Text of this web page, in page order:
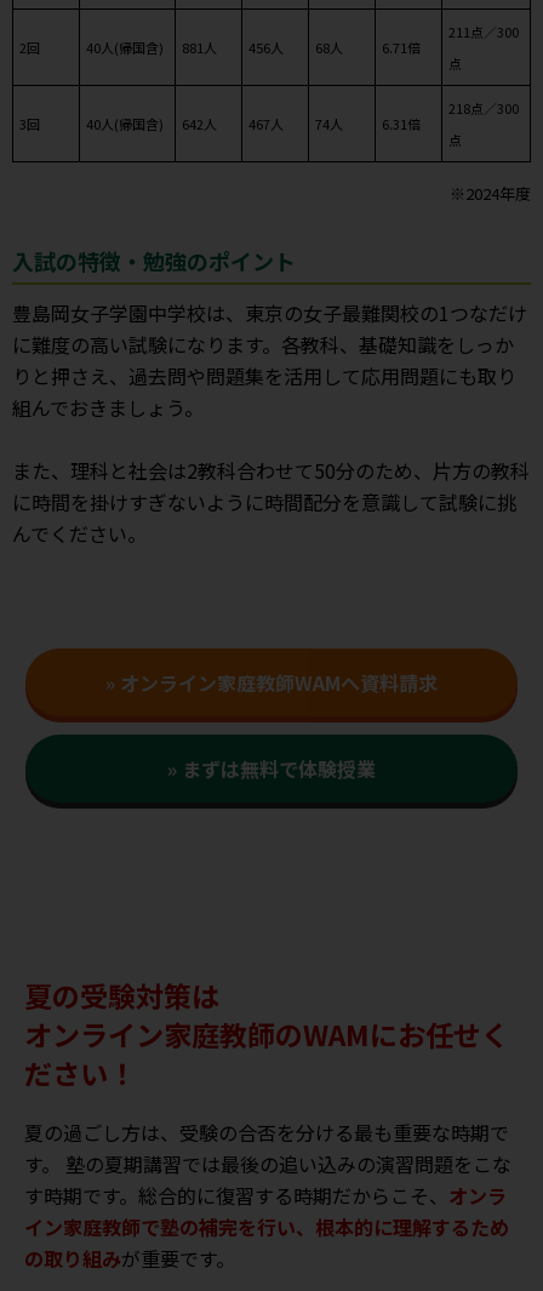
2回 40人(帰国含) 881人 456人 68人 6.71倍
211点／300
点
3回 40人(帰国含) 642人 467人 74人 6.31倍
218点／300
点
※2024年度
入試の特徴・勉強のポイント
豊島岡女子学園中学校は、東京の女子最難関校の1つなだけ
に難度の高い試験になります。各教科、基礎知識をしっか
りと押さえ、過去問や問題集を活用して応用問題にも取り
組んでおきましょう。
また、理科と社会は2教科合わせて50分のため、片方の教科
に時間を掛けすぎないように時間配分を意識して試験に挑
んでください。
» オンライン家庭教師WAMへ資料請求
» まずは無料で体験授業
夏の受験対策は
オンライン家庭教師のWAMにお任せく
ださい！
夏の過ごし方は、受験の合否を分ける最も重要な時期で
す。 塾の夏期講習では最後の追い込みの演習問題をこな
す時期です。総合的に復習する時期だからこそ、 オンラ
イン家庭教師で塾の補完を行い、根本的に理解するため
の取り組みが重要です。